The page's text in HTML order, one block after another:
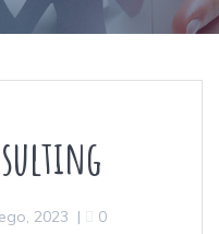
2023 | 0